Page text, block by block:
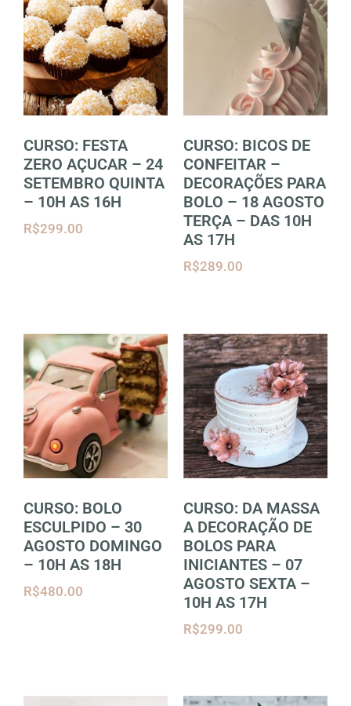
CURSO: FESTA
ZERO AÇUCAR – 24
SETEMBRO QUINTA
– 10H AS 16H
R$299.00
CURSO: BICOS DE
CONFEITAR –
DECORAÇÕES PARA
BOLO – 18 AGOSTO
TERÇA – DAS 10H
AS 17H
R$289.00
CURSO: BOLO
ESCULPIDO – 30
AGOSTO DOMINGO
– 10H AS 18H
R$480.00
CURSO: DA MASSA
A DECORAÇÃO DE
BOLOS PARA
INICIANTES – 07
AGOSTO SEXTA –
10H AS 17H
R$299.00